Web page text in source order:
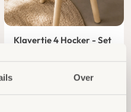
Over
Klavertje 4 Hocker - Set
€549,00 excl.